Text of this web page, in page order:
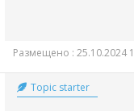
Размещено : 25.10.2024
Topic starter